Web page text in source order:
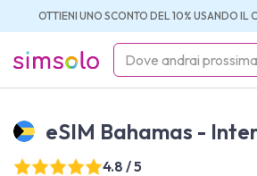
OTTIENI UNO SCONTO DEL 10% USANDO IL
simsolo
eSIM Bahamas -
4.8 / 5